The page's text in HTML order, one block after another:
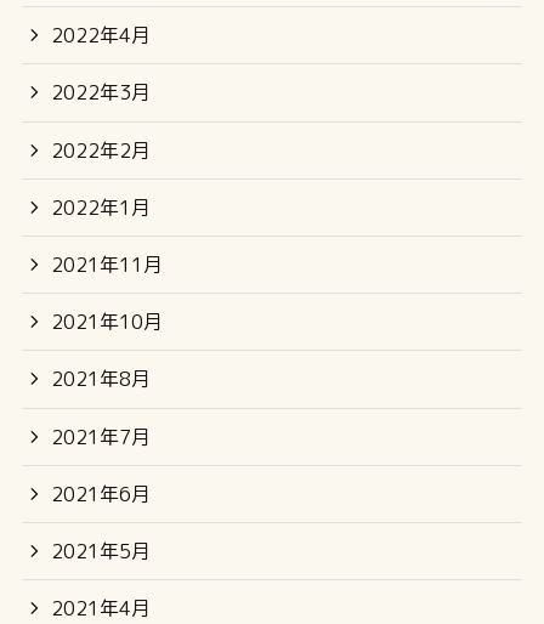
2022年4月
2022年3月
2022年2月
2022年1月
2021年11月
2021年10月
2021年8月
2021年7月
2021年6月
2021年5月
2021年4月